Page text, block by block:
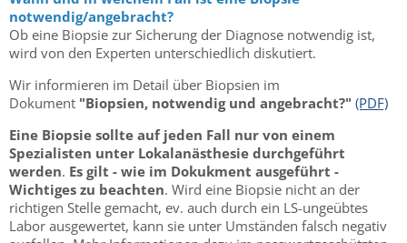
notwendig/angebracht?
Ob eine Biopsie zur Sicherung der Diagnose notwendig ist,
wird von den Experten unterschiedlich diskutiert.
Wir informieren im Detail über Biopsien im
Dokument "Biopsien, notwendig und angebracht?" (PDF)
Eine Biopsie sollte auf jeden Fall nur von einem
Spezialisten unter Lokalanästhesie durchgeführt
werden. Es gilt - wie im Dokukment ausgeführt -
Wichtiges zu beachten. Wird eine Biopsie nicht an der
richtigen Stelle gemacht, ev. auch durch ein LS-ungeübtes
Labor ausgewertet, kann sie unter Umständen falsch negativ